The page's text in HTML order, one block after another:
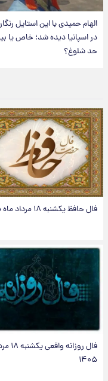
الهام حمیدی با این استایل
در اسپانیا دیده شد؛ خاص یا
حد شلوغ؟
فال حافظ یکشنبه ۱۸ مرداد ماه ۱۴۰۵
فال روزانه واقعی یکشنبه ۱۸ مرداد
۱۴۰۵